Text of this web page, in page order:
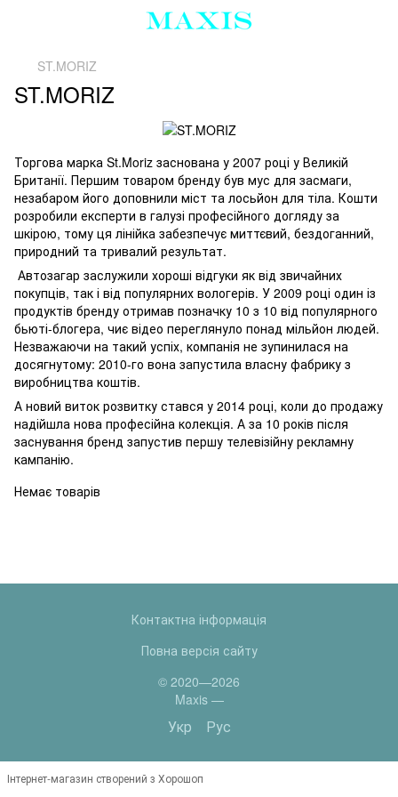
ST.MORIZ
ST.MORIZ
Торгова марка St.Moriz заснована у 2007 році у Великій
Британії. Першим товаром бренду був мус для засмаги,
незабаром його доповнили міст та лосьйон для тіла. Кошти
розробили експерти в галузі професійного догляду за
шкірою, тому ця лінійка забезпечує миттєвий, бездоганний,
природний та тривалий результат.
Автозагар заслужили хороші відгуки як від звичайних
покупців, так і від популярних вологерів. У 2009 році один із
продуктів бренду отримав позначку 10 з 10 від популярного
бьюті-блогера, чиє відео переглянуло понад мільйон людей.
Незважаючи на такий успіх, компанія не зупинилася на
досягнутому: 2010-го вона запустила власну фабрику з
виробництва коштів.
А новий виток розвитку стався у 2014 році, коли до продажу
надійшла нова професійна колекція. А за 10 років після
заснування бренд запустив першу телевізійну рекламну
кампанію.
Немає товарів
Контактна інформація
Повна версія сайту
© 2020—2026
Maxis —
Укр Рус
Інтернет-магазин створений з Хорошоп